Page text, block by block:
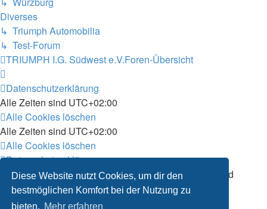
Diese Website nutzt Cookies, um dir den
bestmöglichen Komfort bei der Nutzung zu
bieten. Mehr erfahren
Diverses
↳ Triumph Automobilia
↳ Test-Forum
TRIUMPH I.G. Südwest e.V.Foren-Übersicht
Datenschutzerklärung
Alle Zeiten sind UTC+02:00
Alle Cookies löschen
Alle Zeiten sind UTC+02:00
Alle Cookies löschen
Datenschutzerklärung
Powered byphpBB® Forum Software © phpBB Limited
Deutsche Übersetzung durch phpBB.de